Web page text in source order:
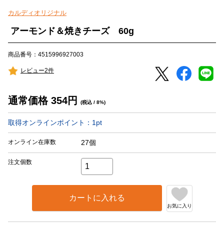
カルディオリジナル
アーモンド＆焼きチーズ 60g
商品番号：4515996927003
レビュー2件
通常価格 354円 (税込 / 8%)
取得オンラインポイント： 1 pt
オンライン在庫数 27個
注文個数
カートに入れる
お気に入り